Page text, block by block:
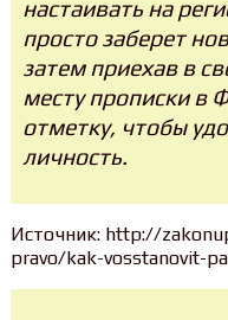
настаивать на
просто заберет
затем приехав в
месту прописки в
отметку, чтобы
личность.
Источник: http://
pravo/kak-vosstanovit-